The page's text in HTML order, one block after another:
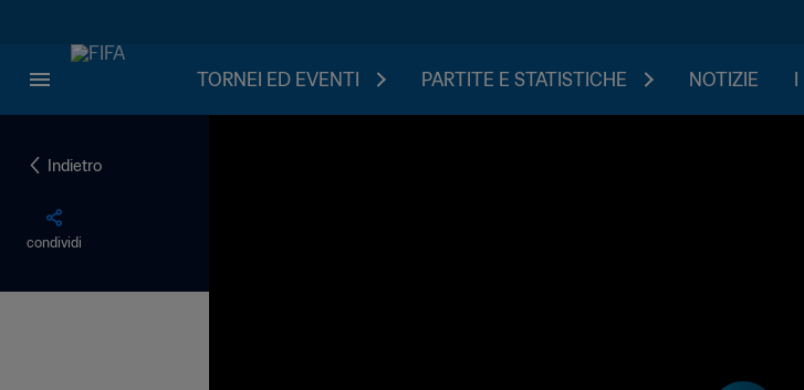
TORNEI ED EVENTI PARTITE E STATISTICHE NOTIZIE
Indietro
condividi